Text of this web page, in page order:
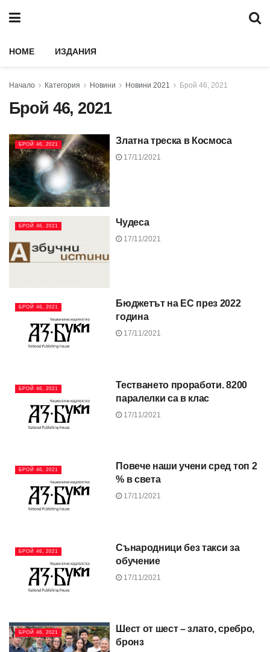
HOME ИЗДАНИЯ
Начало Категория Новини Новини 2021 Брой 46, 2021
Брой 46, 2021
БРОЙ 46, 2021 Златна треска в Космоса
17/11/2021
БРОЙ 46, 2021 Чудеса
17/11/2021
БРОЙ 46, 2021
Бюджетът на ЕС през 2022
година
17/11/2021
БРОЙ 46, 2021
Тестването проработи. 8200
паралелки са в клас
17/11/2021
БРОЙ 46, 2021
Повече наши учени сред топ 2
% в света
17/11/2021
БРОЙ 46, 2021
Сънародници без такси за
обучение
17/11/2021
БРОЙ 46, 2021
Шест от шест – злато, сребро,
бронз